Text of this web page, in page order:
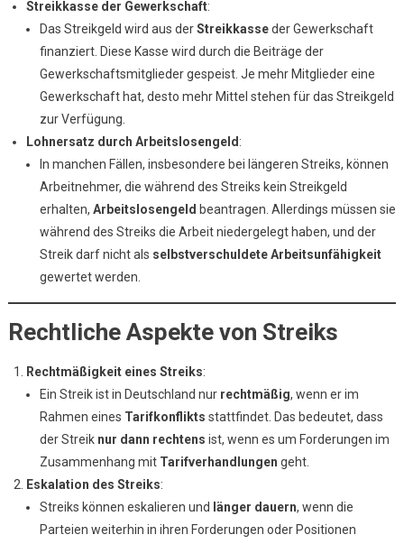
Streikkasse der Gewerkschaft:
Das Streikgeld wird aus derStreikkasseder Gewerkschaft
finanziert. Diese Kasse wird durch die Beiträge der
Gewerkschaftsmitglieder gespeist. Je mehr Mitglieder eine
Gewerkschaft hat, desto mehr Mittel stehen für das Streikgeld
zur Verfügung.
Lohnersatz durch Arbeitslosengeld :
In manchen Fällen, insbesondere bei längeren Streiks, können
Arbeitnehmer, die während des Streiks kein Streikgeld
erhalten, Arbeitslosengeld beantragen. Allerdings müssen sie
während des Streiks die Arbeit niedergelegt haben, und der
Streik darf nicht als selbstverschuldete Arbeitsunfähigkeit
gewertet werden.
Rechtliche Aspekte von Streiks
Rechtmäßigkeit eines Streiks:
Ein Streik ist in Deutschland nur rechtmäßig, wenn er im
Rahmen eines Tarifkonflikts stattfindet. Das bedeutet, dass
der Streik nur dann rechtens ist, wenn es um Forderungen im
Zusammenhang mit Tarifverhandlungen geht.
Eskalation des Streiks:
Streiks können eskalieren und länger dauern, wenn die
Parteien weiterhin in ihren Forderungen oder Positionen